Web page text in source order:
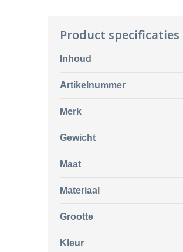
Product specificaties
Inhoud
Artikelnummer
Merk
Gewicht
Maat
Materiaal
Grootte
Kleur